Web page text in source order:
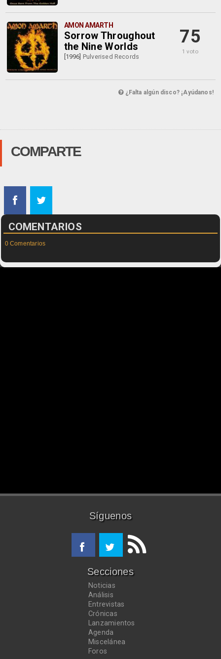
AMON AMARTH
Sorrow Throughout
the Nine Worlds
[1996] Pulverised Records
75
1 voto
¿Falta algún disco? ¡Ayúdanos!
COMPARTE
COMENTARIOS
0 Comentarios
Síguenos
Secciones
Noticias
Análisis
Entrevistas
Crónicas
Lanzamientos
Agenda
Miscelánea
Foros